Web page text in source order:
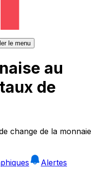
le menu
au
de
change de la monnaie
Alertes